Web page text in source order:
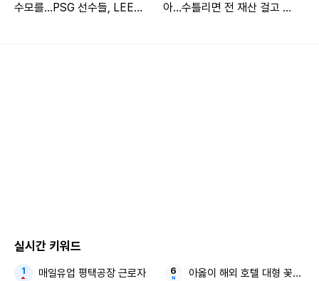
다.
수모를…PSG 선수들, LEE
아…수틀리면 전 재산 걸고 고
실시간 키워드
매일유업 평택공장 근로자 아옳이 해외 호텔 대형 꽃다발